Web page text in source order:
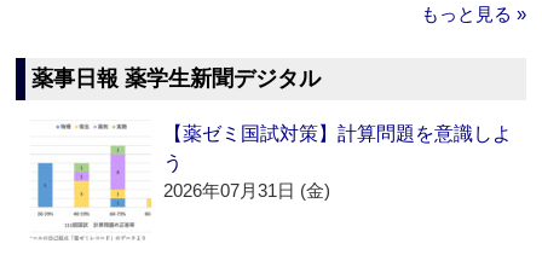
もっと見る »
薬事日報 薬学生新聞デジタル
【薬ゼミ国試対策】計算問題を意識しよ
う
2026年07月31日 (金)